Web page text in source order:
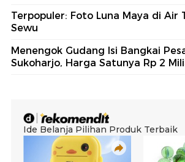
Terpopuler: Foto Luna Maya di Air
Sewu
Menengok Gudang Isi Bangkai
Sukoharjo, Harga Satunya Rp 2